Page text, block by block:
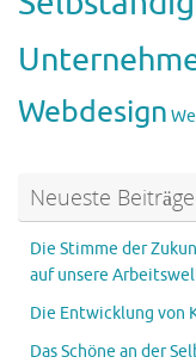
Webdesign
Neueste Beiträge
Die Stimme der
auf unsere
Die Entwicklung von
Das Schöne an der